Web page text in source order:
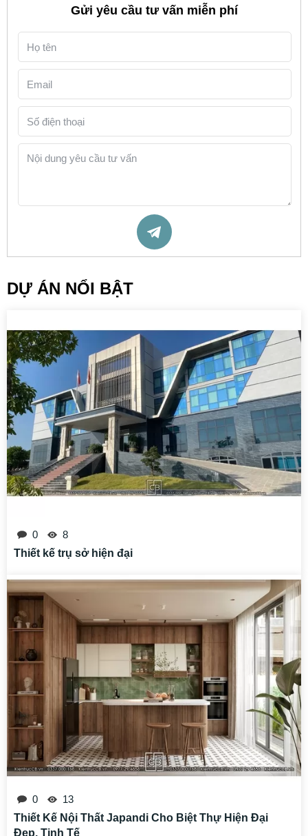
Gửi yêu cầu tư vấn miễn phí
DỰ ÁN NỔI BẬT
0
8
Thiết kế trụ sở hiện đại
0
13
Thiết Kế Nội Thất Japandi Cho Biệt Thự Hiện Đại
Đẹp, Tinh Tế